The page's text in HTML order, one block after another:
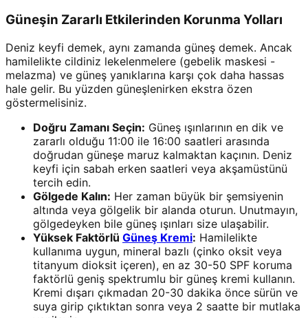
Güneşin Zararlı Etkilerinden Korunma Yolları
Deniz keyfi demek, aynı zamanda güneş demek. Ancak
hamilelikte cildiniz lekelenmelere (gebelik maskesi -
melazma) ve güneş yanıklarına karşı çok daha hassas
hale gelir. Bu yüzden güneşlenirken ekstra özen
göstermelisiniz.
Doğru Zamanı Seçin: Güneş ışınlarının en dik ve
zararlı olduğu 11:00 ile 16:00 saatleri arasında
doğrudan güneşe maruz kalmaktan kaçının. Deniz
keyfi için sabah erken saatleri veya akşamüstünü
tercih edin.
Gölgede Kalın: Her zaman büyük bir şemsiyenin
altında veya gölgelik bir alanda oturun. Unutmayın,
gölgedeyken bile güneş ışınları size ulaşabilir.
Yüksek Faktörlü Güneş Kremi: Hamilelikte
kullanıma uygun, mineral bazlı (çinko oksit veya
titanyum dioksit içeren), en az 30-50 SPF koruma
faktörlü geniş spektrumlu bir güneş kremi kullanın.
Kremi dışarı çıkmadan 20-30 dakika önce sürün ve
suya girip çıktıktan sonra veya 2 saatte bir mutlaka